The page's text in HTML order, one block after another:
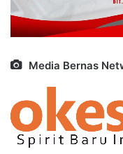
Media Bernas